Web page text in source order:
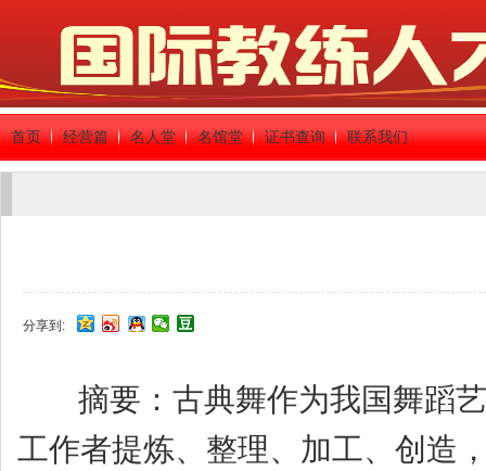
首页 经营篇 名人堂 名馆堂 证书查询 联系我们
分享到:
摘要：古典舞作为我国舞蹈艺
工作者提炼、整理、加工、创造